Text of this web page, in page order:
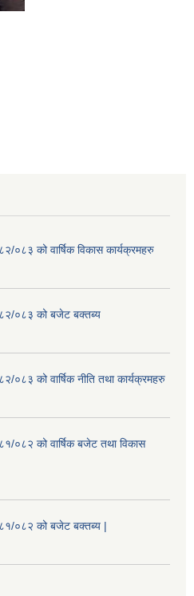
०८३ को वार्षिक विकास कार्यक्रमहरु
०८३ को बजेट बक्तब्य
०८३ को वार्षिक नीति तथा कार्यक्रमहरु
०८२ को वार्षिक बजेट तथा विकास
०८२ को बजेट बक्तब्य |